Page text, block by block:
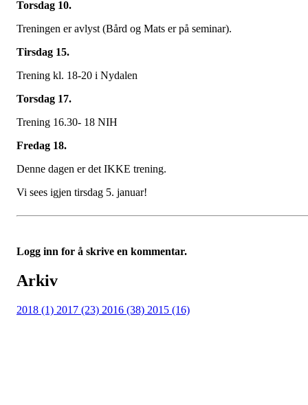
Torsdag 10.
Treningen er avlyst (Bård og Mats er på seminar).
Tirsdag 15.
Trening kl. 18-20 i Nydalen
Torsdag 17.
Trening 16.30- 18 NIH
Fredag 18.
Denne dagen er det IKKE trening.
Vi sees igjen tirsdag 5. januar!
Logg inn for å skrive en kommentar.
Arkiv
2018 (1) 2017 (23) 2016 (38) 2015 (16)